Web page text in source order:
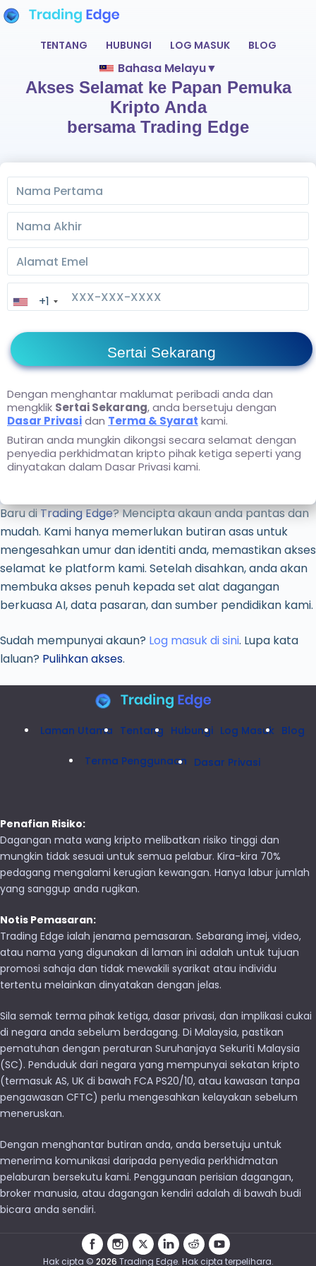
TENTANG HUBUNGI LOG MASUK BLOG
Bahasa Melayu▼
Akses Selamat ke Papan Pemuka
Kripto Anda
bersama Trading Edge
+1
Sertai Sekarang
Dengan menghantar maklumat peribadi anda dan
mengklik Sertai Sekarang, anda bersetuju dengan
Dasar Privasidan Terma & Syarat kami.
Butiran anda mungkin dikongsi secara selamat dengan
penyedia perkhidmatan kripto pihak ketiga seperti yang
dinyatakan dalam Dasar Privasi kami.
Baru diTrading Edge? Mencipta akaun anda pantas dan
mudah. Kami hanya memerlukan butiran asas untuk
mengesahkan umur dan identiti anda, memastikan akses
selamat ke platform kami. Setelah disahkan, anda akan
membuka akses penuh kepada set alat dagangan
berkuasa AI, data pasaran, dan sumber pendidikan kami.
Sudah mempunyai akaun? Log masuk di sini. Lupa kata
laluan? Pulihkan akses.
Laman Utama Tentang Hubungi Log Masuk Blog
Terma Penggunaan Dasar Privasi
Penafian Risiko:
Dagangan mata wang kripto melibatkan risiko tinggi dan
mungkin tidak sesuai untuk semua pelabur. Kira-kira 70%
pedagang mengalami kerugian kewangan. Hanya labur jumlah
yang sanggup anda rugikan.
Notis Pemasaran:
Trading Edge ialah jenama pemasaran. Sebarang imej, video,
atau nama yang digunakan di laman ini adalah untuk tujuan
promosi sahaja dan tidak mewakili syarikat atau individu
tertentu melainkan dinyatakan dengan jelas.
Sila semak terma pihak ketiga, dasar privasi, dan implikasi cukai
di negara anda sebelum berdagang. Di Malaysia, pastikan
pematuhan dengan peraturan Suruhanjaya Sekuriti Malaysia
(SC). Penduduk dari negara yang mempunyai sekatan kripto
(termasuk AS, UK di bawah FCA PS20/10, atau kawasan tanpa
pengawasan CFTC) perlu mengesahkan kelayakan sebelum
meneruskan.
Dengan menghantar butiran anda, anda bersetuju untuk
menerima komunikasi daripada penyedia perkhidmatan
pelaburan bersekutu kami. Penggunaan perisian dagangan,
broker manusia, atau dagangan kendiri adalah di bawah budi
bicara anda sendiri.
Hak cipta © 2026 Trading Edge. Hak cipta terpelihara.